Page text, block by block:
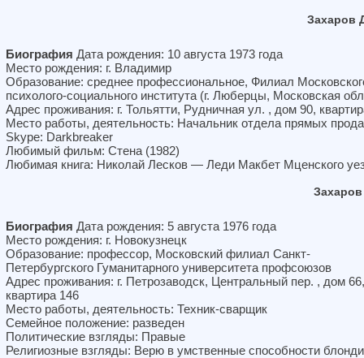
Захаров
Биография Дата рождения: 10 августа 1973 года
Место рождения: г. Владимир
Образование: среднее профессиональное, Филиал
психолого-социального института (г. Люберцы, Московская
Адрес проживания: г. Тольятти, Рудничная ул. , дом 90,
Место работы, деятельность: Начальник отдела прямых
Skype: Darkbreaker
Любимый фильм: Стена (1982)
Любимая книга: Николай Лесков — Леди Макбет Мценского
Биография Дата рождения: 5 августа 1976 года
Место рождения: г. Новокузнецк
Образование: профессор, Московский филиал Санкт-
Петербургского Гуманитарного университета профсоюзов
Адрес проживания: г. Петрозаводск, Центральный пер. , дом 66,
квартира 146
Место работы, деятельность: Техник-сварщик
Семейное положение: разведен
Политические взгляды: Правые
Религиозные взгляды: Верю в умственные способности